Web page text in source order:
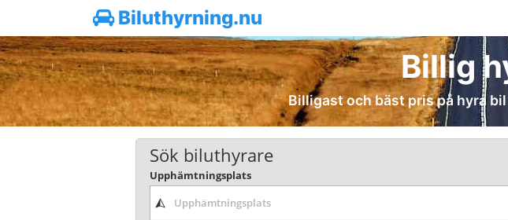
Biluthyrning.nu
Billig
Billigast och bäst pris på hyra
Sök biluthyrare
Upphämtningsplats